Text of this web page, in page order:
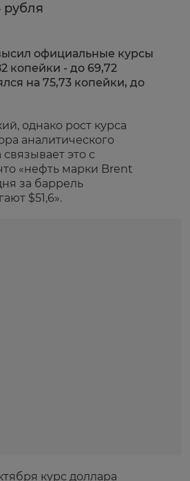
рубля
официальные курсы
копейки - до 69,72
на 75,73 копейки, до
однако рост курса
аналитического
это с
«нефть марки Brent
за баррель
$51,6».
курс доллара